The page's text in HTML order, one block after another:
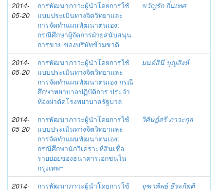
2014-
05-20
การพัฒนาภาวะผู้นำโดยการใช้
แบบประเมินทางจิตวิทยาและ
การจัดทำแผนพัฒนาตนเอง:
กรณีศึกษาผู้จัดการฝ่ายสนับสนุน
การขาย ของบริษัทข้ามชาติ
ขวัญรัก ถิ่นเทศ
2014-
05-20
การพัฒนาภาวะผู้นำโดยการใช้
แบบประเมินทางจิตวิทยาและ
การจัดทำแผนพัฒนาตนเอง กรณี
ศึกษาพยาบาลปฏิบัติการ ประจำ
ห้องผ่าตัดโรงพยาบาลรัฐบาล
มนต์สินี บุญสิงห์
2014-
05-20
การพัฒนาภาวะผู้นำโดยการใช้
แบบประเมินทางจิตวิทยาและ
การจัดทำแผนพัฒนาตนเอง:
กรณีศึกษานักวิเคราะห์สินเชื่อ
รายย่อยของธนาคารเอกชนใน
กรุงเทพฯ
วิศิษฎ์สรี ภาวะกุล
2014-
การพัฒนาภาวะผู้นำโดยการใช้
จุฑาพิพย์ ธีระกิตติ